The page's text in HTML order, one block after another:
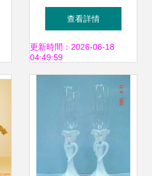
術與工藝的完美融
合
查看詳情
更新時間：2026-06-18
04:49:59